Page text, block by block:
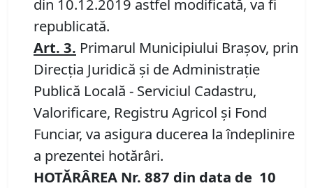
din 10.12.2019 astfel modificată, va fi
republicată.
Art. 3. Primarul Municipiului Brașov, prin
Direcția Juridică și de Administrație
Publică Locală - Serviciul Cadastru,
Valorificare, Registru Agricol și Fond
Funciar, va asigura ducerea la îndeplinire
a prezentei hotărâri.
HOTĂRÂREA Nr. 887 din data de 10